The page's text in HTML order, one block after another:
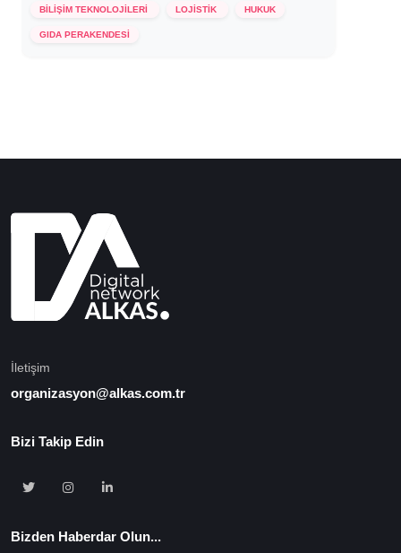
BİLİŞİM TEKNOLOJİLERİ LOJİSTİK HUKUK
GIDA PERAKENDESİ
İletişim
organizasyon@alkas.com.tr
Bizi Takip Edin
Bizden Haberdar Olun...